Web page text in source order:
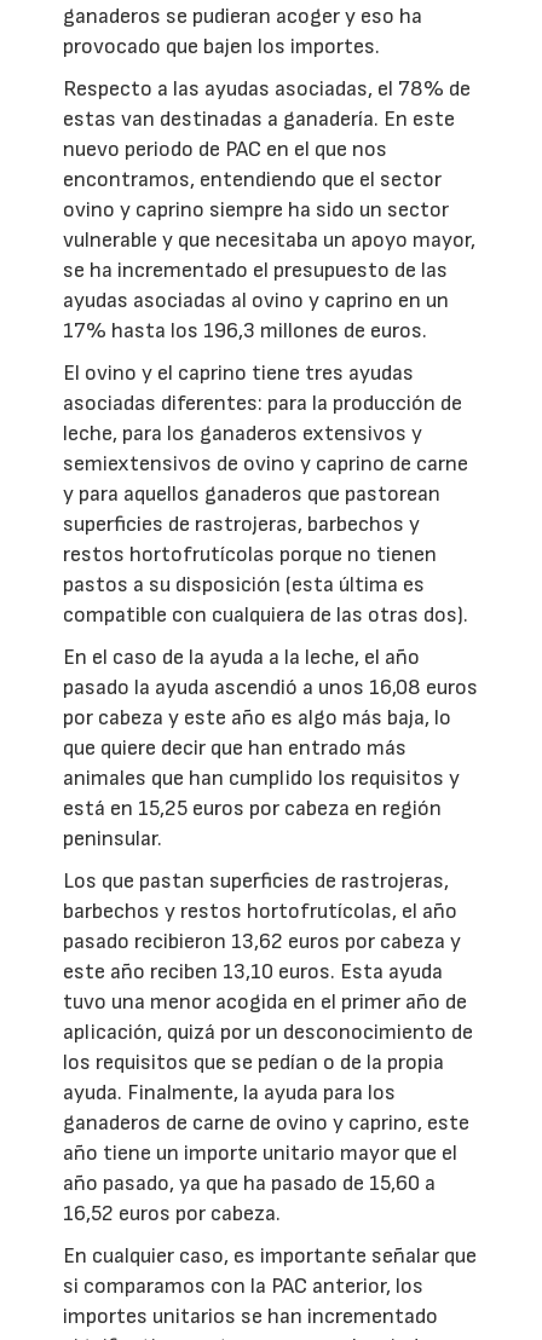
ganaderos se pudieran acoger y eso ha
provocado que bajen los importes.
Respecto a las ayudas asociadas, el 78% de
estas van destinadas a ganadería. En este
nuevo periodo de PAC en el que nos
encontramos, entendiendo que el sector
ovino y caprino siempre ha sido un sector
vulnerable y que necesitaba un apoyo mayor,
se ha incrementado el presupuesto de las
ayudas asociadas al ovino y caprino en un
17% hasta los 196,3 millones de euros.
El ovino y el caprino tiene tres ayudas
asociadas diferentes: para la producción de
leche, para los ganaderos extensivos y
semiextensivos de ovino y caprino de carne
y para aquellos ganaderos que pastorean
superficies de rastrojeras, barbechos y
restos hortofrutícolas porque no tienen
pastos a su disposición (esta última es
compatible con cualquiera de las otras dos).
En el caso de la ayuda a la leche, el año
pasado la ayuda ascendió a unos 16,08 euros
por cabeza y este año es algo más baja, lo
que quiere decir que han entrado más
animales que han cumplido los requisitos y
está en 15,25 euros por cabeza en región
peninsular.
Los que pastan superficies de rastrojeras,
barbechos y restos hortofrutícolas, el año
pasado recibieron 13,62 euros por cabeza y
este año reciben 13,10 euros. Esta ayuda
tuvo una menor acogida en el primer año de
aplicación, quizá por un desconocimiento de
los requisitos que se pedían o de la propia
ayuda. Finalmente, la ayuda para los
ganaderos de carne de ovino y caprino, este
año tiene un importe unitario mayor que el
año pasado, ya que ha pasado de 15,60 a
16,52 euros por cabeza.
En cualquier caso, es importante señalar que
si comparamos con la PAC anterior, los
importes unitarios se han incrementado